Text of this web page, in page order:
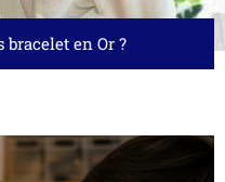
bracelet en Or ?